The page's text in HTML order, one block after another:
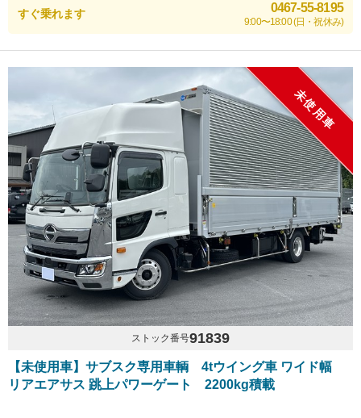
すぐ乗れます 0467-55-8195
9:00〜18:00 (日・祝休み)
未使用車
ストック番号91839
【未使用車】サブスク専用車輌 4tウイング車 ワイド幅
リアエアサス 跳上パワーゲート 2200kg積載